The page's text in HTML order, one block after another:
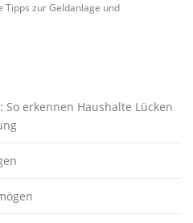
zur Geldanlage und
erkennen Haushalte Lücken